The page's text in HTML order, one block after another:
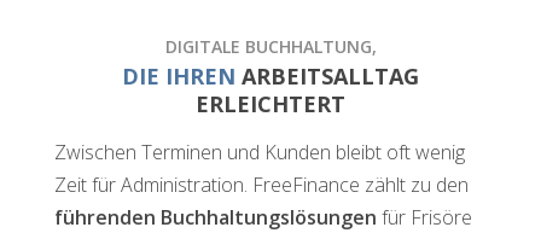
DIGITALE BUCHHALTUNG,
DIE IHREN ARBEITSALLTAG
ERLEICHTERT
Zwischen Terminen und Kunden bleibt oft wenig
Zeit für Administration. FreeFinance zählt zu den
führenden Buchhaltungslösungen für Frisöre